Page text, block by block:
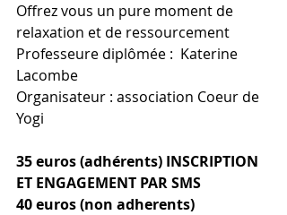
Offrez vous un pure moment de
relaxation et de ressourcement
​Professeure diplômée :  Katerine
Lacombe
Organisateur : association Coeur de
Yogi
35 euros (adhérents) INSCRIPTION
ET ENGAGEMENT PAR SMS
40 euros (non adherents)